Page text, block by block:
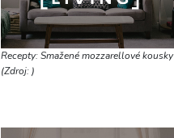
Recepty: Smažené mozzarellové kousky
(Zdroj: )